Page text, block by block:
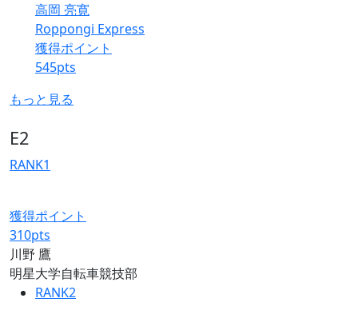
高岡 亮寛
Roppongi Express
獲得ポイント
545pts
もっと見る
E2
RANK1
獲得ポイント
310pts
川野 鷹
明星大学自転車競技部
RANK2